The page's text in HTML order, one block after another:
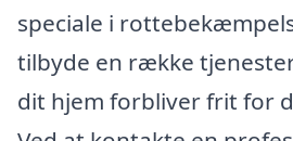
speciale i
tilbyde en række
dit hjem forbliver frit for